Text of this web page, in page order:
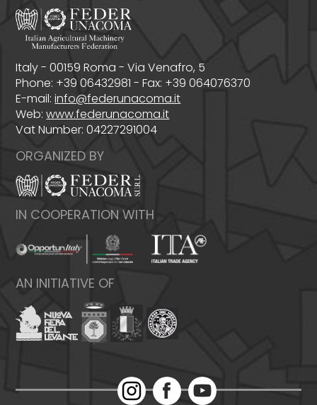
Italy - 00159 Roma - Via Venafro, 5
Phone: +39 06432981 - Fax: +39 064076370
E-mail:info@federunacoma.it
Web:www.federunacoma.it
Vat Number: 04227291004
ORGANIZED BY
IN COOPERATION WITH
AN INITIATIVE OF